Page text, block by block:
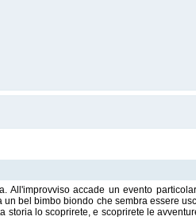
All'improvviso accade un evento
bel bimbo biondo che sembra essere
lo scoprirete, e scoprirete le